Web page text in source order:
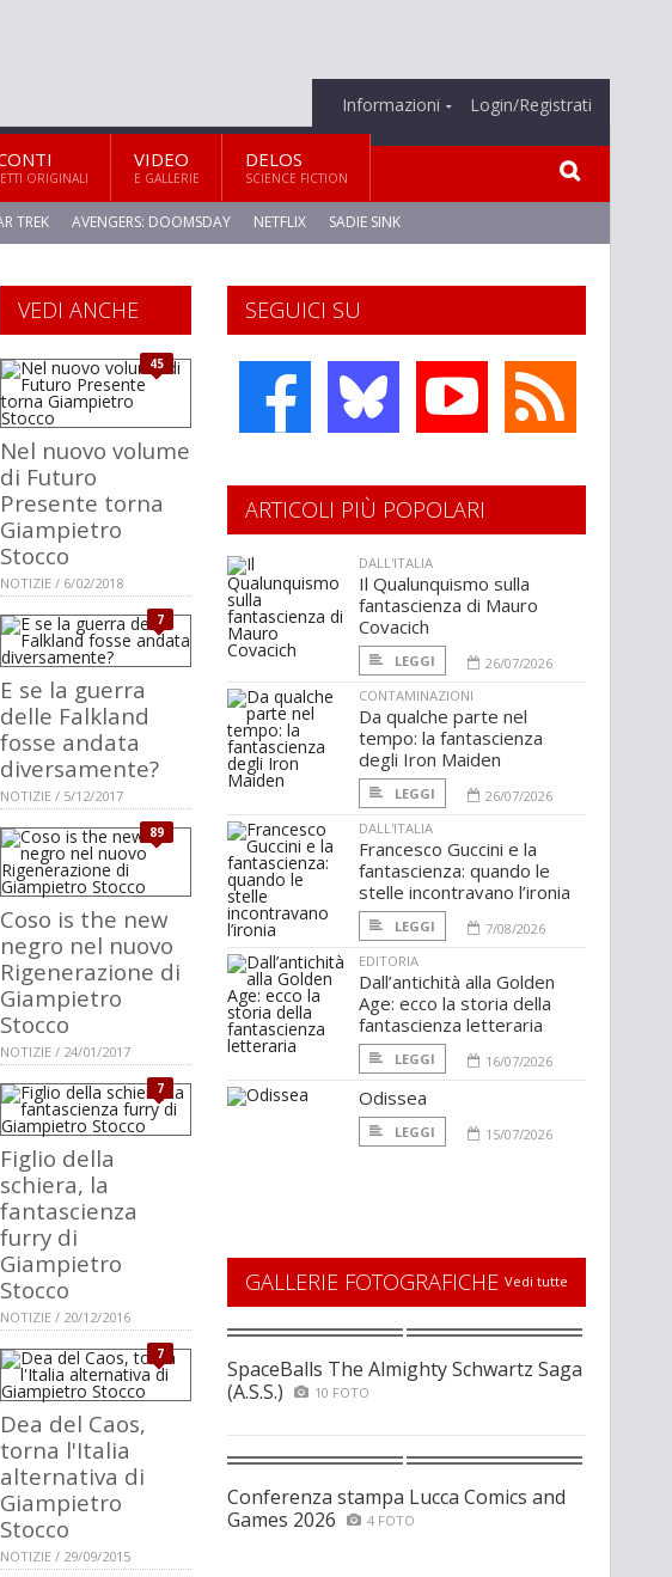
Informazioni Login/Registrati
ORIGINALI
VIDEO
E GALLERIE
DELOS
SCIENCE FICTION
TREK AVENGERS: DOOMSDAY NETFLIX SADIE SINK
SEGUICI SU
VEDI ANCHE
45
Nel nuovo volume
di Futuro
Presente torna
Giampietro
Stocco
NOTIZIE / 6/02/2018
7
E se la guerra
delle Falkland
fosse andata
diversamente?
NOTIZIE / 5/12/2017
89
Coso is the new
negro nel nuovo
Rigenerazione di
Giampietro
Stocco
NOTIZIE / 24/01/2017
7
Figlio della
schiera, la
fantascienza
furry di
Giampietro
Stocco
NOTIZIE / 20/12/2016
7
Dea del Caos,
torna l'Italia
alternativa di
Giampietro
Stocco
NOTIZIE / 29/09/2015
ARTICOLI PIÙ POPOLARI
DALL'ITALIA
Il Qualunquismo sulla
fantascienza di Mauro
Covacich
LEGGI
26/07/2026
CONTAMINAZIONI
Da qualche parte nel
tempo: la fantascienza
degli Iron Maiden
LEGGI
26/07/2026
DALL'ITALIA
Francesco Guccini e la
fantascienza: quando le
stelle incontravano l’ironia
LEGGI
7/08/2026
EDITORIA
Dall’antichità alla Golden
Age: ecco la storia della
fantascienza letteraria
LEGGI 16/07/2026
Odissea
LEGGI 15/07/2026
GALLERIE FOTOGRAFICHE Vedi tutte
SpaceBalls The Almighty Schwartz Saga
(A.S.S.)
10 FOTO
Conferenza stampa Lucca Comics and
Games 2026
4 FOTO